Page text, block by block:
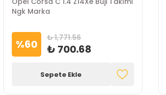
Ngk Marka
%60 ₺ 1,771.56
₺ 700.68
Sepete Ekle